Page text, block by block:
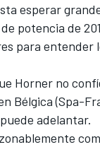
esperar
potencia de
para entender
Horner no
Bélgica (Spa-
adelantar.